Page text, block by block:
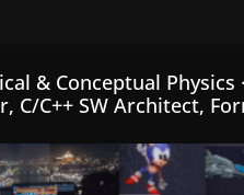
& Conceptual
C/C++ SW Architect,